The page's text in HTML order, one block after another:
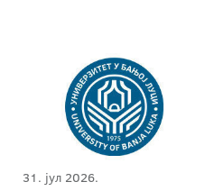
31. јул 2026.